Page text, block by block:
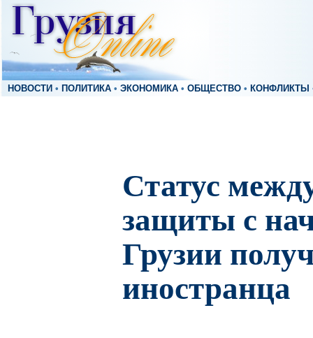
НОВОСТИ • ПОЛИТИКА • ЭКОНОМИКА • ОБЩЕСТВО • КОНФЛИКТЫ
Статус
защиты с
Грузии
иностранца